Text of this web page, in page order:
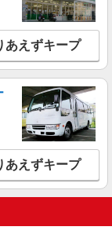
・能力による） ※
規定あり） ゜
+゜ 入社祝い金10
。・゜+゜
ショップ
を見る
あえずキープ
あえずキープ